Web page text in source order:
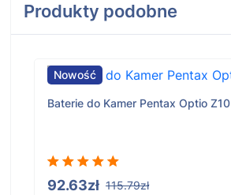
Produkty podobne
Nowość
Baterie do Kamer Pentax Optio Z10
92.63zł 115.79zł